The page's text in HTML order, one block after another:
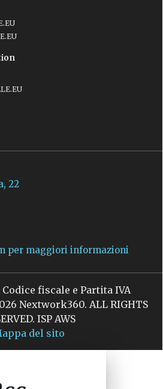
22
per maggiori informazioni
fiscale e Partita IVA
Nextwork360. ALL RIGHTS
ISP AWS
del sito